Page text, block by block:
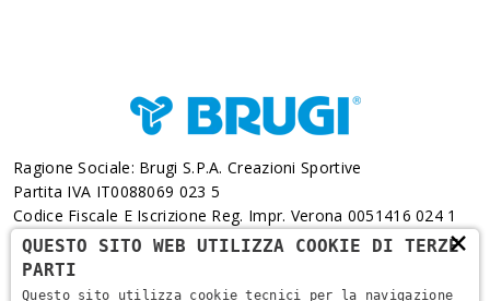
Ragione Sociale: Brugi S.p.A. Creazioni Sportive
Partita IVA IT0088069 023 5
Codice Fiscale E Iscrizione Reg. Impr. Verona 0051416 024 1
REA 166179 Verona -Cap. Soc. € 10.000.000 I.v. - Posiz.
Meccanogr. VR 002505
×
QUESTO SITO WEB UTILIZZA COOKIE DI TERZE
PARTI
Questo sito utilizza cookie tecnici per la navigazione